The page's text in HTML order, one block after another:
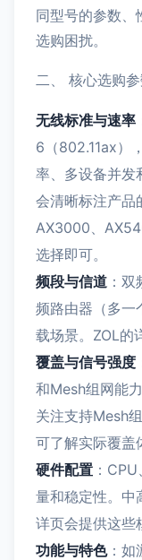
同型号的参数、
选购困扰。
二、 核心选购
无线标准与速率
6（802.11ax）
率、多设备并发
会清晰标注产品
AX3000、
选择即可。
频段与信道 ：
频路由器（多一
载场景。ZOL的
覆盖与信号强度
和Mesh组网能
关注支持Mesh
可了解实际覆盖
硬件配置 ：
量和稳定性。中
详页会提供这些
功能与特色：如